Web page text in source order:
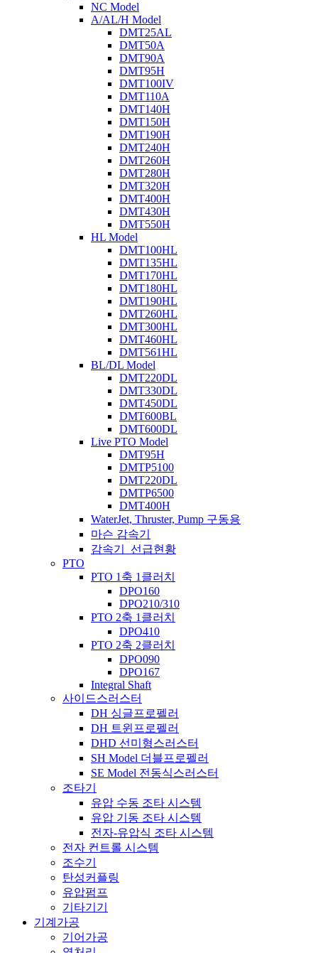
NC Model
A/AL/H Model
DMT25AL
DMT50A
DMT90A
DMT95H
DMT100IV
DMT110A
DMT140H
DMT150H
DMT190H
DMT240H
DMT260H
DMT280H
DMT320H
DMT400H
DMT430H
DMT550H
HL Model
DMT100HL
DMT135HL
DMT170HL
DMT180HL
DMT190HL
DMT260HL
DMT300HL
DMT460HL
DMT561HL
BL/DL Model
DMT220DL
DMT330DL
DMT450DL
DMT600BL
DMT600DL
Live PTO Model
DMT95H
DMTP5100
DMT220DL
DMTP6500
DMT400H
WaterJet, Thruster, Pump 구동용
마슨 감속기
감속기_선급현황
PTO
PTO 1축 1클러치
DPO160
DPO210/310
PTO 2축 1클러치
DPO410
PTO 2축 2클러치
DPO090
DPO167
Integral Shaft
사이드스러스터
DH 싱글프로펠러
DH 트윈프로펠러
DHD 선미형스러스터
SH Model 더블프로펠러
SE Model 전동식스러스터
조타기
유압 수동 조타 시스템
유압 기동 조타 시스템
전자-유압식 조타 시스템
전자 컨트롤 시스템
조수기
탄성커플링
유압펌프
기타기기
기계가공
기어가공